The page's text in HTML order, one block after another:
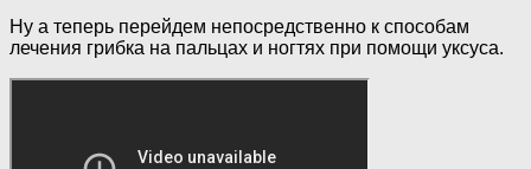
Ну а теперь перейдем непосредственно к способам
лечения грибка на пальцах и ногтях при помощи уксуса.